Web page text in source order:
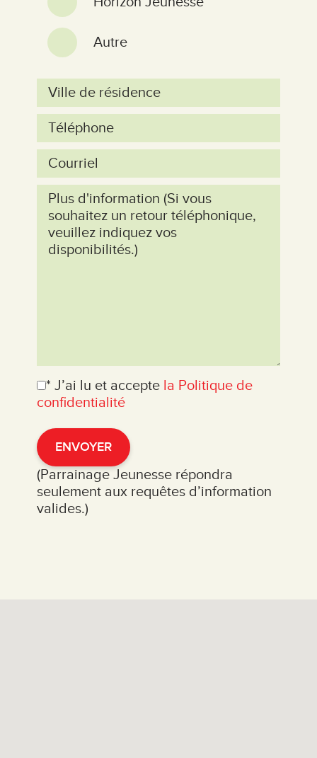
Autre
* J’ai lu et accepte la Politique de
confidentialité
ENVOYER
(Parrainage Jeunesse répondra
seulement aux requêtes d’information
valides.)